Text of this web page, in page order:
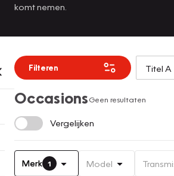
komt nemen.
Filteren
OccasionsGeen resultaten
Vergelijken
Merk 1 Model